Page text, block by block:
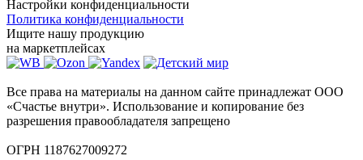
Настройки конфиденциальности
Политика конфиденциальности
Ищите нашу продукцию
на маркетплейсах
Все права на материалы на данном сайте принадлежат ООО
«Счастье внутри». Использование и копирование без
разрешения правообладателя запрещено
ОГРН 1187627009272